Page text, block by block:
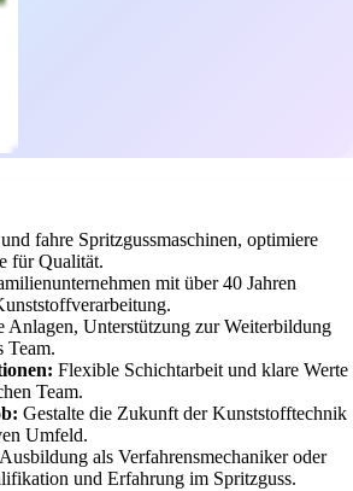
fahre Spritzgussmaschinen, optimiere
für Qualität.
mit über 40 Jahren
Anlagen, Unterstützung zur Weiterbildung
Team.
Flexible Schichtarbeit und klare Werte
Team.
Gestalte die Zukunft der Kunststofftechnik
Umfeld.
Ausbildung als Verfahrensmechaniker oder
und Erfahrung im Spritzguss.